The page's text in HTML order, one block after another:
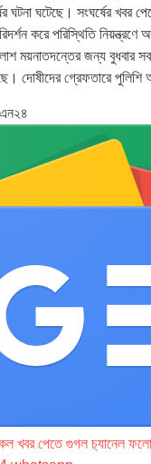
ঘটনা ঘটেছে। সংঘর্ষের খবর
করে পরিস্থিতি নিয়ন্ত্রণে
ময়নাতদন্তের জন্য বুধবার
দোষীদের গ্রেফতারে
খবর পেতে গুগল চ‌্যানেল